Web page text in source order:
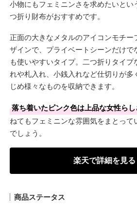
小物にもフェミニンさを求めたいとい
つ折り財布がおすすめです。
正面の大きなメタルのアイコンモチ
ザインで、プライベートシーンだけで
も使いやすいタイプ。二つ折りタイプ
れや札入れ、小銭入れなど仕切りが多
じめ様々なものを収納できます。
落ち着いたピンク色は上品な女性ら
ねてもフェミニンな雰囲気をまとって
でしょう。
楽天で詳細を見る
商品ステータス